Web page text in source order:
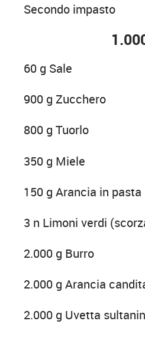
Secondo impasto
60 g Sale
900 g Zucchero
800 g Tuorlo
350 g Miele
150 g Arancia in pasta
3 n Limoni verdi
2.000 g Burro
2.000 g Arancia
2.000 g Uvetta